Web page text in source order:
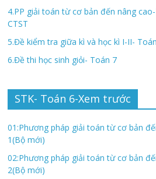
4.PP giải toán từ cơ bản đến nâng
CTST
5.Đề kiểm tra giữa kì và học kì I-II-
6.Đề thi học sinh giỏi- Toán 7
STK- Toán 6-Xem trước
01:Phương pháp giải toán từ cơ bản
1(Bộ mới)
02:Phương pháp giải toán từ cơ bản
2(Bộ mới)